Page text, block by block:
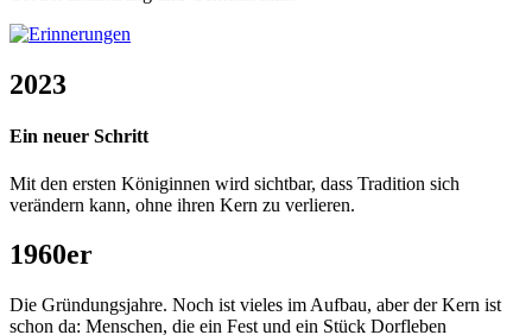
2023
Ein neuer Schritt
Mit den ersten Königinnen wird sichtbar, dass Tradition sich
verändern kann, ohne ihren Kern zu verlieren.
1960er
Die Gründungsjahre. Noch ist vieles im Aufbau, aber der Kern ist
schon da: Menschen, die ein Fest und ein Stück Dorfleben